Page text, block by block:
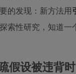
的发现：新方法用
索性研究，知道
假设被违背时